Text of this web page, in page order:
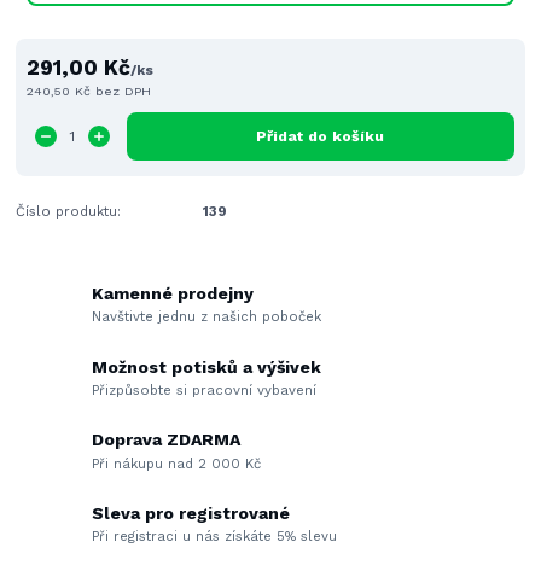
291,00 Kč/ks
240,50 Kč bez DPH
Přidat do košíku
Číslo produktu: 139
Kamenné prodejny
Navštivte jednu z našich poboček
Možnost potisků a výšivek
Přizpůsobte si pracovní vybavení
Doprava ZDARMA
Při nákupu nad 2 000 Kč
Sleva pro registrované
Při registraci u nás získáte 5% slevu